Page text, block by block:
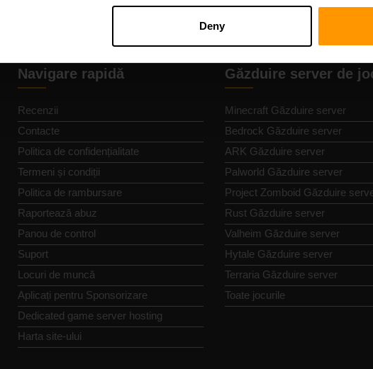
Deny
Navigare rapidă
Recenzii
Contacte
Politica de confidențialitate
Termeni și condiții
Politica de rambursare
Raportează abuz
Panou de control
Suport
Locuri de muncă
Aplicați pentru Sponsorizare
Dedicated game server hosting
Harta site-ului
Găzduire server de
Minecraft Găzduire server
Bedrock Găzduire server
ARK Găzduire server
Palworld Găzduire server
Project Zomboid Găzduire
Rust Găzduire server
Valheim Găzduire server
Hytale Găzduire server
Terraria Găzduire server
Toate jocurile